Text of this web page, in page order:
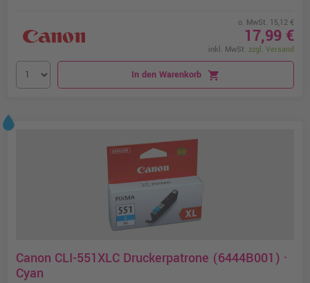
o. MwSt. 15,12 €
17,99 €
inkl. MwSt. zzgl. Versand
In den Warenkorb shopping_cart
Canon CLI-551XLC Druckerpatrone (6444B001) ·
Cyan